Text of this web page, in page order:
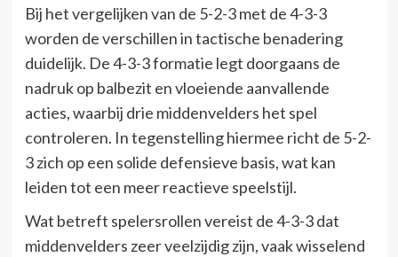
Bij het vergelijken van de 5-2-3 met de 4-3-3
worden de verschillen in tactische benadering
duidelijk. De 4-3-3 formatie legt doorgaans de
nadruk op balbezit en vloeiende aanvallende
acties, waarbij drie middenvelders het spel
controleren. In tegenstelling hiermee richt de 5-2-
3 zich op een solide defensieve basis, wat kan
leiden tot een meer reactieve speelstijl.
Wat betreft spelersrollen vereist de 4-3-3 dat
middenvelders zeer veelzijdig zijn, vaak wisselend